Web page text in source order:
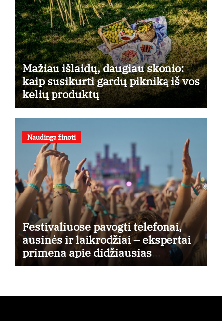
Mažiau išlaidų, daugiau skonio:
kaip susikurti gardų pikniką iš vos
kelių produktų
Naudinga žinoti
Festivaliuose pavogti telefonai,
ausinės ir laikrodžiai – ekspertai
primena apie didžiausias
finansines rizikas